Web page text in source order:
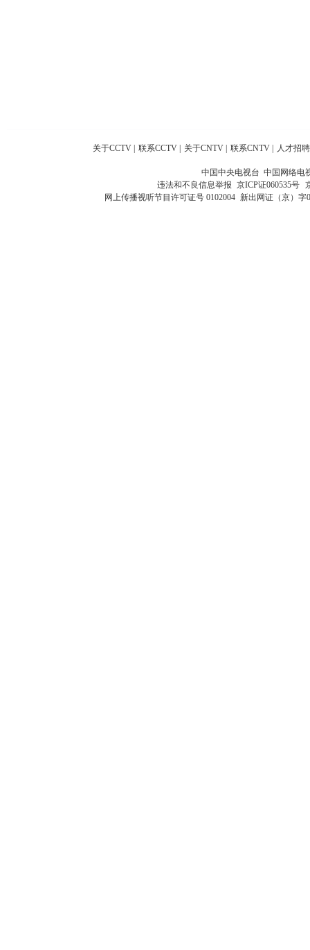
关于CCTV | 联系CCTV | 关于CNTV | 联系CNTV | 人才招聘
中国中央电视台 中国网络电
违法和不良信息举报 京ICP证060535号
网上传播视听节目许可证号 0102004 新出网证（京）